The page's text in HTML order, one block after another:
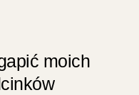
moich